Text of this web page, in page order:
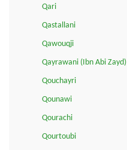
Qari
Qastallani
Qawouqji
Qayrawani (Ibn Abi Zayd)
Qouchayri
Qounawi
Qourachi
Qourtoubi